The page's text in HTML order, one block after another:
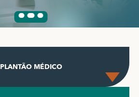
PLANTÃO MÉDICO